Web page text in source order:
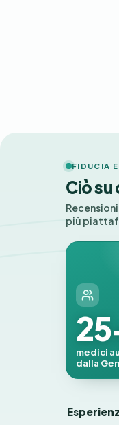
FIDUCIA
Ciò su
più
medici
dalla